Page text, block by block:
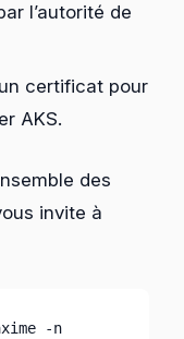
l’autorité de
certificat pour
AKS.
des
invite à
-n